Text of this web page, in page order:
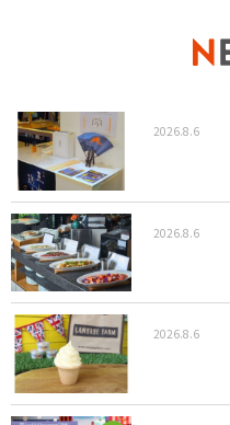
2026.8.6
2026.8.6
2026.8.6